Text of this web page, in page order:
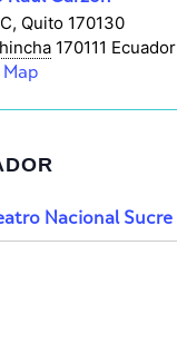
Quito 170130
170111 Ecuador
Nacional Sucre